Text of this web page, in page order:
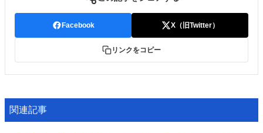
Facebook X（旧Twitter）
リンクをコピー
関連記事